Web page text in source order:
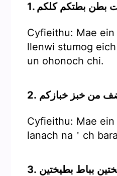
Cyfieithu: Mae
llenwi stumog
un ohonoch chi.
Cyfieithu: Mae
lanach na＇ch